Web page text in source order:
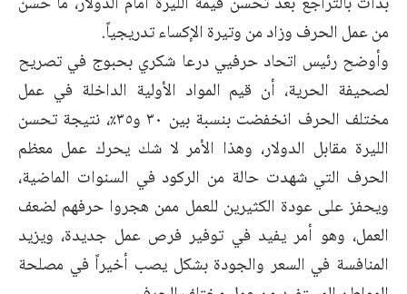
من عمل الحرف وزاد من وتيرة الإكساء تدريجياً.
وأوضح رئيس اتحاد حرفيي درعا شكري بحبوج في تصريح
لصحيفة الحرية، أن قيم المواد الأولية الداخلة في عمل
مختلف الحرف انخفضت بنسبة بين ٣٠ و٣٥٪، نتيجة تحسن
الليرة مقابل الدولار، وهذا الأمر لا شك يحرك عمل معظم
الحرف التي شهدت حالة من الركود في السنوات الماضية،
ويحفز على عودة الكثيرين للعمل ممن هجروا حرفهم لضعف
العمل، وهو أمر يفيد في توفير فرص عمل جديدة، ويزيد
المنافسة في السعر والجودة بشكل يصب أخيراً في مصلحة